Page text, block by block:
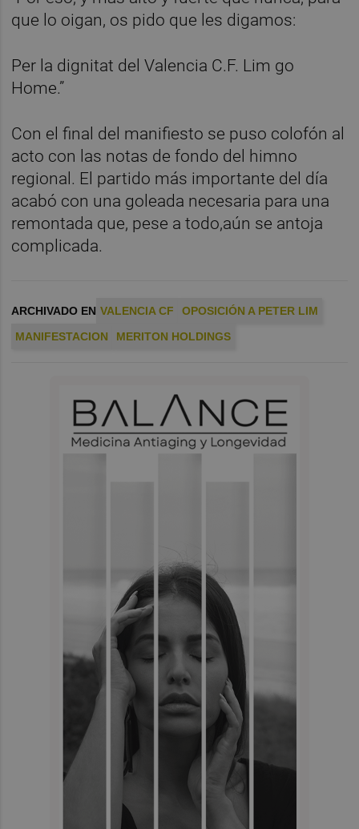
que lo oigan, os pido que les digamos:
Per la dignitat del Valencia C.F. Lim go
Home.”
Con el final del manifiesto se puso colofón al
acto con las notas de fondo del himno
regional. El partido más importante del día
acabó con una goleada necesaria para una
remontada que, pese a todo,aún se antoja
complicada.
ARCHIVADO EN VALENCIA CF
OPOSICIÓN A PETER LIM
MANIFESTACION
MERITON HOLDINGS